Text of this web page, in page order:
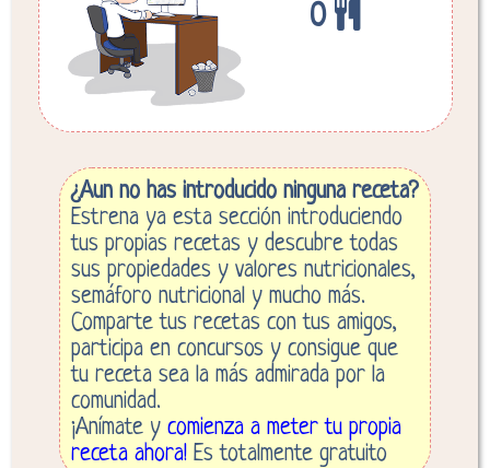
0
¿Aun no has introducido ninguna receta?
Estrena ya esta sección introduciendo
tus propias recetas y descubre todas
sus propiedades y valores nutricionales,
semáforo nutricional y mucho más.
Comparte tus recetas con tus amigos,
participa en concursos y consigue que
tu receta sea la más admirada por la
comunidad.
¡Anímate y comienza a meter tu propia
receta ahora!Es totalmente gratuito